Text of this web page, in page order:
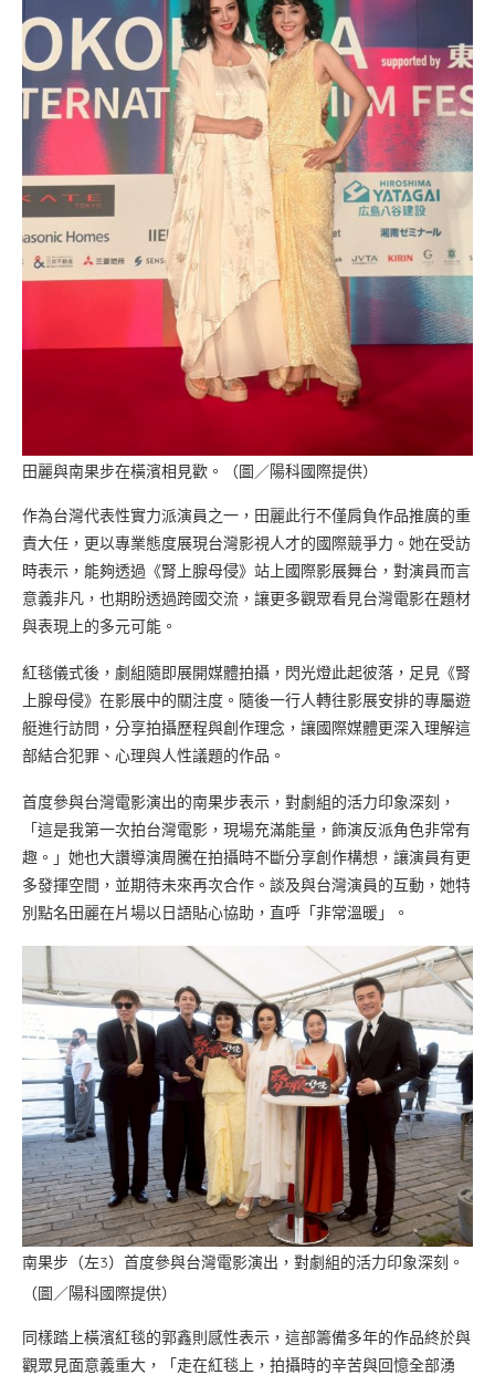
田麗與南果步在橫濱相見歡。（圖／陽科國際提供）
作為台灣代表性實力派演員之一，田麗此行不僅肩負作品推廣的重
責大任，更以專業態度展現台灣影視人才的國際競爭力。她在受訪
時表示，能夠透過《腎上腺母侵》站上國際影展舞台，對演員而言
意義非凡，也期盼透過跨國交流，讓更多觀眾看見台灣電影在題材
與表現上的多元可能。
紅毯儀式後，劇組隨即展開媒體拍攝，閃光燈此起彼落，足見《腎
上腺母侵》在影展中的關注度。隨後一行人轉往影展安排的專屬遊
艇進行訪問，分享拍攝歷程與創作理念，讓國際媒體更深入理解這
部結合犯罪、心理與人性議題的作品。
首度參與台灣電影演出的南果步表示，對劇組的活力印象深刻，
「這是我第一次拍台灣電影，現場充滿能量，飾演反派角色非常有
趣。」她也大讚導演周騰在拍攝時不斷分享創作構想，讓演員有更
多發揮空間，並期待未來再次合作。談及與台灣演員的互動，她特
別點名田麗在片場以日語貼心協助，直呼「非常溫暖」。
南果步（左3）首度參與台灣電影演出，對劇組的活力印象深刻。
（圖／陽科國際提供）
同樣踏上橫濱紅毯的郭鑫則感性表示，這部籌備多年的作品終於與
觀眾見面意義重大，「走在紅毯上，拍攝時的辛苦與回憶全部湧